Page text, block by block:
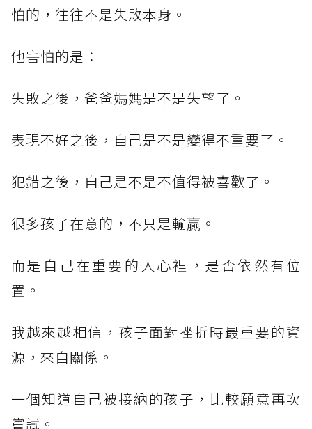
怕的，往往不是失敗本身。
他害怕的是：
失敗之後，爸爸媽媽是不是失望了。
表現不好之後，自己是不是變得不重要了。
犯錯之後，自己是不是不值得被喜歡了。
很多孩子在意的，不只是輸贏。
而是自己在重要的人心裡，是否依然有位
置。
我越來越相信，孩子面對挫折時最重要的資
源，來自關係。
一個知道自己被接納的孩子，比較願意再次
嘗試。